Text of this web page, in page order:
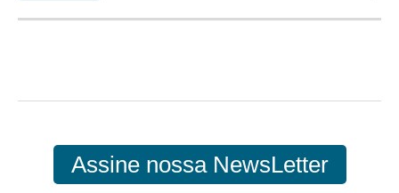
Assine nossa NewsLetter